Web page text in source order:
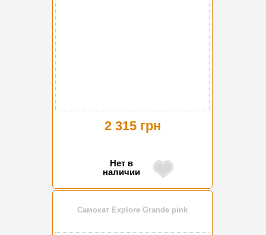
2 315 грн
Нет в
наличии
Самокат Explore Grande pink